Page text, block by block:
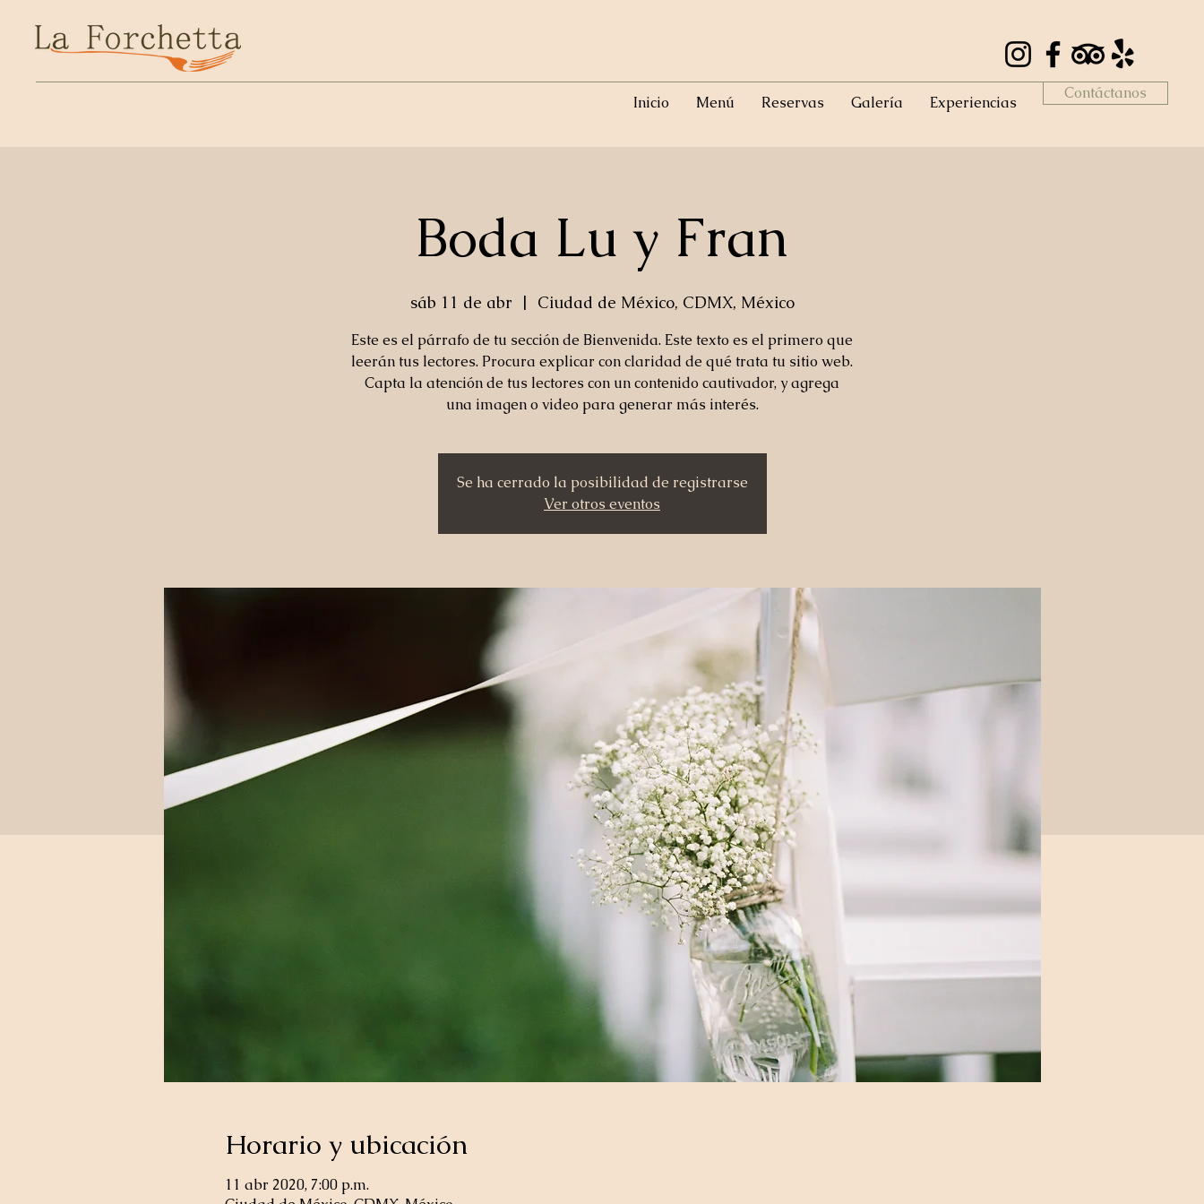
Inicio Menú Reservas Galería Experiencias
Contáctanos
Boda Lu y Fran
sáb 11 de abr
  |
Ciudad de México, CDMX, México
Este es el párrafo de tu sección de Bienvenida. Este texto es el primero que
leerán tus lectores. Procura explicar con claridad de qué trata tu sitio web.
Capta la atención de tus lectores con un contenido cautivador, y agrega
una imagen o video para generar más interés.
Se ha cerrado la posibilidad de registrarse
Ver otros eventos
Horario y ubicación
11 abr 2020, 7:00 p.m.